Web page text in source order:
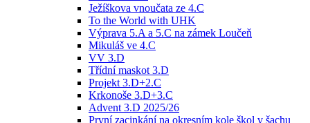
Ježíškova vnoučata ze 4.C
To the World with UHK
Výprava 5.A a 5.C na zámek Loučeň
Mikuláš ve 4.C
VV 3.D
Třídní maskot 3.D
Projekt 3.D+2.C
Krkonoše 3.D+3.C
Advent 3.D 2025/26
První zacinkání na okresním kole škol v šachu